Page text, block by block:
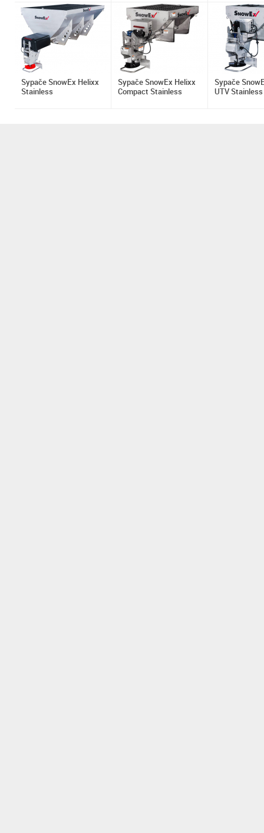
Sypače SnowEx Helixx
Stainless
Sypače SnowEx Helixx
Compact Stainless
Sypače
UTV Stainless